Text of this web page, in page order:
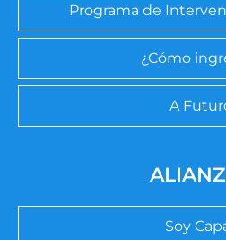
Programa de
¿Cómo
A
Soy